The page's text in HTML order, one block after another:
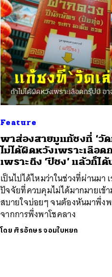
Feature
พาส่องสายมูแก้ชงที่ ‘วัด
ไม่ได้ผิดหวังเพราะเลือ
เพราะถึง ‘ปีชง’ แล้วก็ได้
เป็นไปได้ไหมว่าในช่วงที่ผ่านมา
ปัจจัยที่ควบคุมไม่ได้มากมายเข้า
สบายใจบ่อยๆ จนต้องหันมาพึ่ง
จากการพึ่งพาโชคลาง
โดย ศิรอักษร จอมใบหยก